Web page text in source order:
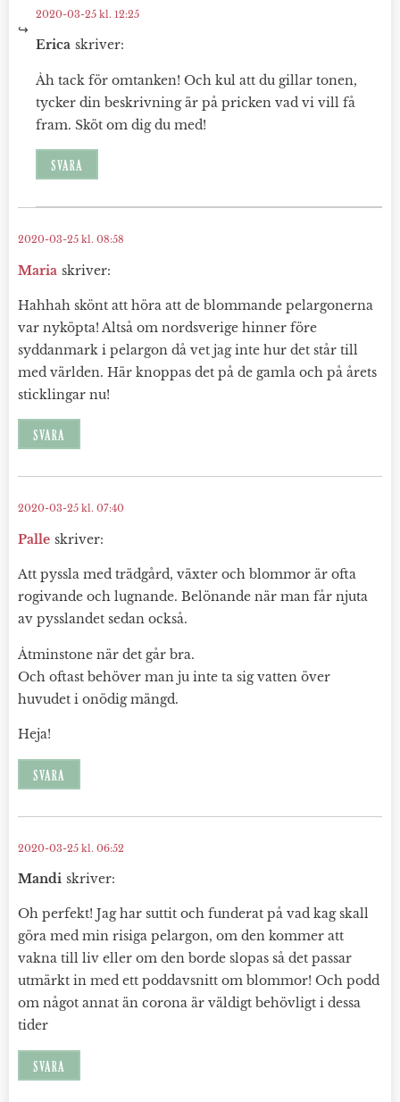
Erica skriver:
2020-03-25 kl. 12:25
Åh tack för omtanken! Och kul att du gillar tonen,
tycker din beskrivning är på pricken vad vi vill få
fram. Sköt om dig du med!
SVARA
Maria skriver:
2020-03-25 kl. 08:58
Hahhah skönt att höra att de blommande pelargonerna
var nyköpta! Altså om nordsverige hinner före
syddanmark i pelargon då vet jag inte hur det står till
med världen. Här knoppas det på de gamla och på årets
sticklingar nu!
SVARA
Palle skriver:
2020-03-25 kl. 07:40
Att pyssla med trädgård, växter och blommor är ofta
rogivande och lugnande. Belönande när man får njuta
av pysslandet sedan också.
Åtminstone när det går bra.
Och oftast behöver man ju inte ta sig vatten över
huvudet i onödig mängd.
Heja!
SVARA
Mandi skriver:
2020-03-25 kl. 06:52
Oh perfekt! Jag har suttit och funderat på vad kag skall
göra med min risiga pelargon, om den kommer att
vakna till liv eller om den borde slopas så det passar
utmärkt in med ett poddavsnitt om blommor! Och podd
om något annat än corona är väldigt behövligt i dessa
tider
SVARA